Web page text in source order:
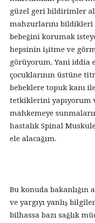
güzel geri bildirimler
mahzurlarını bildikleri
bebeğini korumak
hepsinin işitme ve
görüyorum. Yani iddia
çocuklarının üstüne
bebeklere topuk kanı
tetkiklerini yapıyorum
mahkemeye
hastalık Spinal
ele alacağım.
Bu konuda bakanlığın
ve yargıyı yanlış
bilhassa bazı sağlık